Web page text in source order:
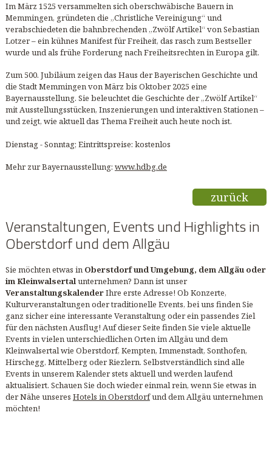
Im März 1525 versammelten sich oberschwäbische Bauern in
Memmingen, gründeten die „Christliche Vereinigung“ und
verabschiedeten die bahnbrechenden „Zwölf Artikel“ von Sebastian
Lotzer – ein kühnes Manifest für Freiheit, das rasch zum Bestseller
wurde und als frühe Forderung nach Freiheitsrechten in Europa gilt.
Zum 500. Jubiläum zeigen das Haus der Bayerischen Geschichte und
die Stadt Memmingen von März bis Oktober 2025 eine
Bayernausstellung. Sie beleuchtet die Geschichte der „Zwölf Artikel“
mit Ausstellungsstücken, Inszenierungen und interaktiven Stationen –
und zeigt, wie aktuell das Thema Freiheit auch heute noch ist.
Dienstag - Sonntag; Eintrittspreise: kostenlos
Mehr zur Bayernausstellung: www.hdbg.de
zurück
Veranstaltungen, Events und Highlights in
Oberstdorf und dem Allgäu
Sie möchten etwas in Oberstdorf und Umgebung, dem Allgäu oder
im Kleinwalsertalunternehmen? Dann ist unser
VeranstaltungskalenderIhre erste Adresse! Ob Konzerte,
Kulturveranstaltungen oder traditionelle Events, bei uns finden Sie
ganz sicher eine interessante Veranstaltung oder ein passendes Ziel
für den nächsten Ausflug! Auf dieser Seite finden Sie viele aktuelle
Events in vielen unterschiedlichen Orten im Allgäu und dem
Kleinwalsertal wie Oberstdorf, Kempten, Immenstadt, Sonthofen,
Hirschegg, Mittelberg oder Riezlern. Selbstverständlich sind alle
Events in unserem Kalender stets aktuell und werden laufend
aktualisiert. Schauen Sie doch wieder einmal rein, wenn Sie etwas in
der Nähe unseres Hotels in Oberstdorfund dem Allgäu unternehmen
möchten!